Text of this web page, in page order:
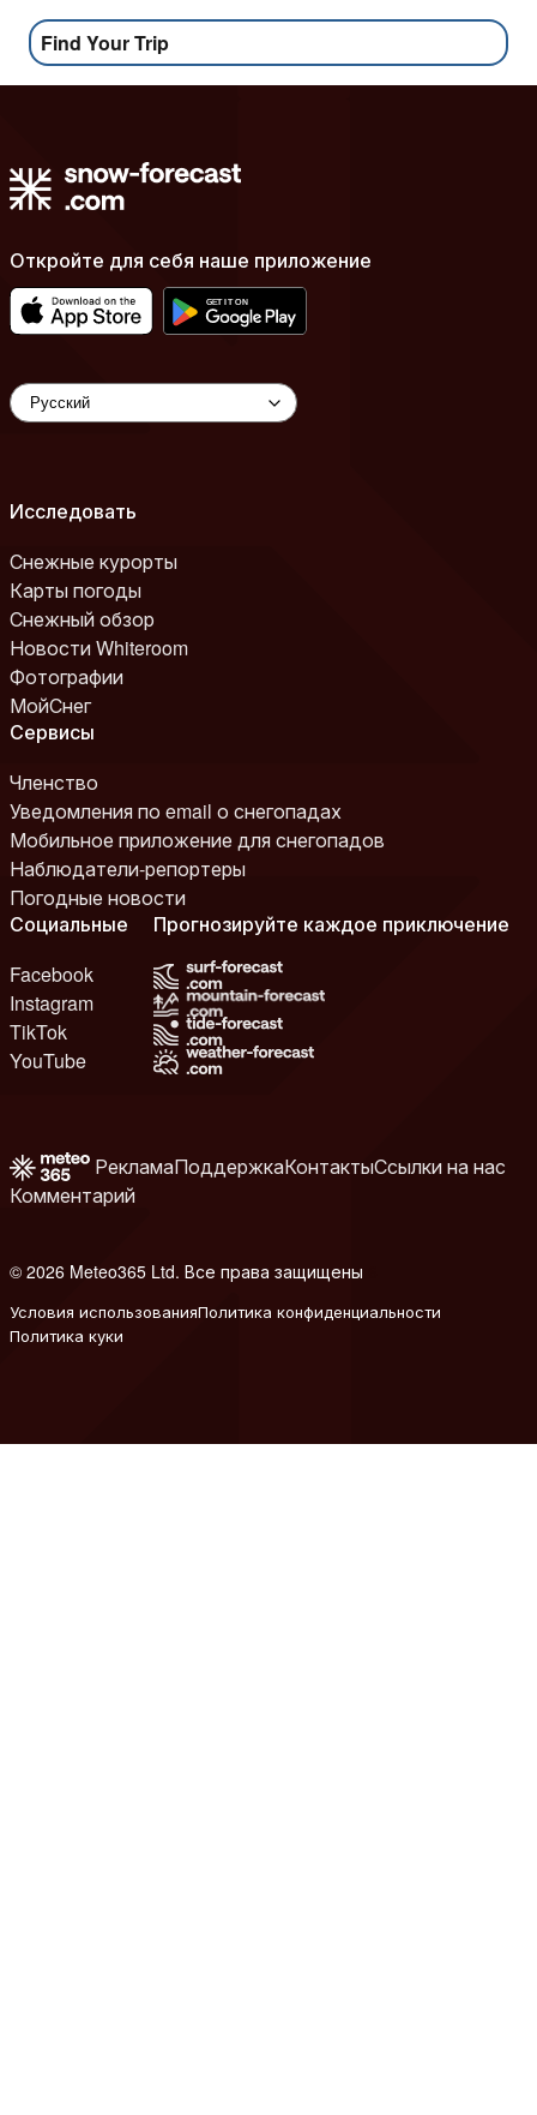
Find Your Trip
Откройте для себя наше приложение
Исследовать
Снежные курорты
Карты погоды
Снежный обзор
Новости Whiteroom
Фотографии
МойСнег
Сервисы
Членство
Уведомления по email о снегопадах
Мобильное приложение для снегопадов
Наблюдатели-репортеры
Погодные новости
Социальные
Facebook
Instagram
TikTok
YouTube
Прогнозируйте каждое приключение
РекламаПоддержкаКонтактыСсылки на нас
Комментарий
© 2026 Meteo365 Ltd. Все права защищены
Условия использованияПолитика конфиденциальности
Политика куки